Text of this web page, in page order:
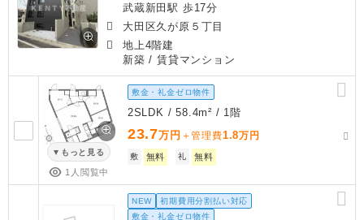
武蔵新田駅 歩17分
大田区久が原５丁目
地上4階建
新築 / 賃貸マンション
もっと見る
1人閲覧中
敷金・礼金ゼロ物件
2SLDK / 58.4m² / 1階
23.7万円 ＋管理費1.8万円
敷 無料 礼 無料
NEW
初期費用分割払い対応
敷金・礼金ゼロ物件